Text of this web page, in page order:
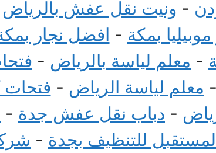
- ونيت نقل عفش بالرياض
بمكة - افضل نجار
- معلم لياسة بالرياض -
- معلم لياسة الرياض - فتحات
- دباب نقل عفش جدة -
للتنظيف بجدة -